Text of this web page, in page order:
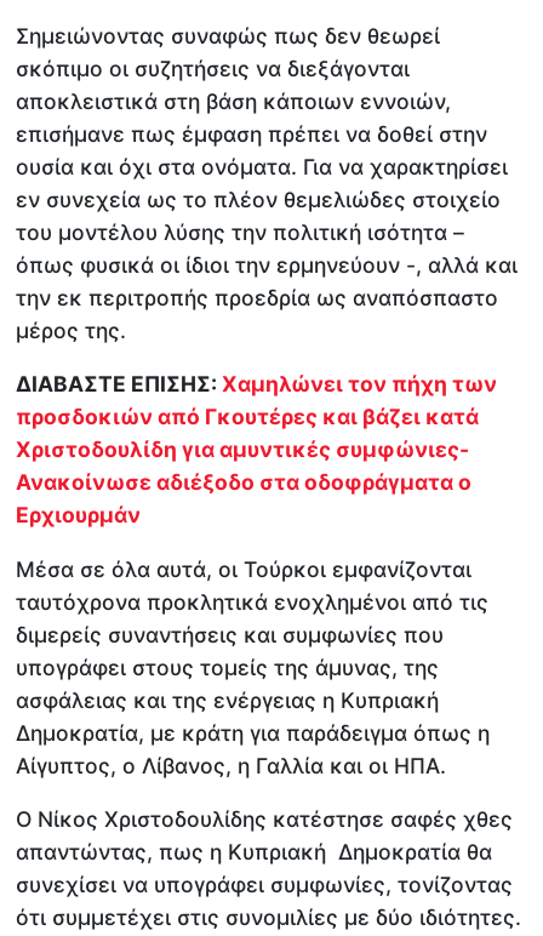
Σημειώνοντας συναφώς πως δεν θεωρεί
σκόπιμο οι συζητήσεις να διεξάγονται
αποκλειστικά στη βάση κάποιων εννοιών,
επισήμανε πως έμφαση πρέπει να δοθεί στην
ουσία και όχι στα ονόματα. Για να χαρακτηρίσει
εν συνεχεία ως το πλέον θεμελιώδες στοιχείο
του μοντέλου λύσης την πολιτική ισότητα –
όπως φυσικά οι ίδιοι την ερμηνεύουν -, αλλά και
την εκ περιτροπής προεδρία ως αναπόσπαστο
μέρος της.
ΔΙΑΒΑΣΤΕ ΕΠΙΣΗΣ:Χαμηλώνει τον πήχη των
προσδοκιών από Γκουτέρες και βάζει κατά
Χριστοδουλίδη για αμυντικές συμφώνιες-
Ανακοίνωσε αδιέξοδο στα οδοφράγματα ο
Ερχιουρμάν
Μέσα σε όλα αυτά, οι Τούρκοι εμφανίζονται
ταυτόχρονα προκλητικά ενοχλημένοι από τις
διμερείς συναντήσεις και συμφωνίες που
υπογράφει στους τομείς της άμυνας, της
ασφάλειας και της ενέργειας η Κυπριακή
Δημοκρατία, με κράτη για παράδειγμα όπως η
Αίγυπτος, ο Λίβανος, η Γαλλία και οι ΗΠΑ.
Ο Νίκος Χριστοδουλίδης κατέστησε σαφές χθες
απαντώντας, πως η Κυπριακή Δημοκρατία θα
συνεχίσει να υπογράφει συμφωνίες, τονίζοντας
ότι συμμετέχει στις συνομιλίες με δύο ιδιότητες.